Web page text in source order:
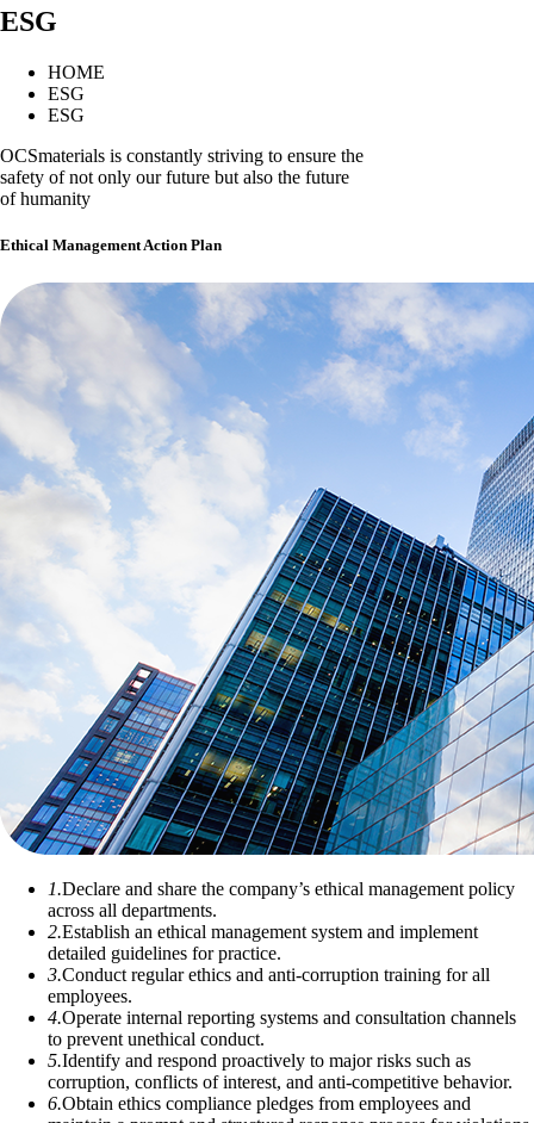
ESG
HOME
ESG
ESG
OCSmaterials is constantly striving to ensure the
safety of not only our future but also the future
of humanity
Ethical Management Action Plan
1.Declare and share the company’s ethical management policy
across all departments.
2.Establish an ethical management system and implement
detailed guidelines for practice.
3.Conduct regular ethics and anti-corruption training for all
employees.
4.Operate internal reporting systems and consultation channels
to prevent unethical conduct.
5.Identify and respond proactively to major risks such as
corruption, conflicts of interest, and anti-competitive behavior.
6.Obtain ethics compliance pledges from employees and